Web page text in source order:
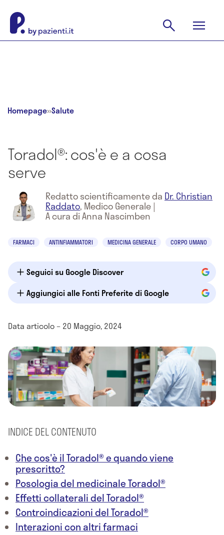
Homepage»Salute
Toradol®: cos'è e a cosa
serve
Redatto scientificamente da Dr. Christian
Raddato, Medico Generale|
A cura di Anna Nascimben
FARMACI ANTINFIAMMATORI MEDICINA GENERALE CORPO UMANO
Seguici su Google Discover
Aggiungici alle Fonti Preferite di Google
Data articolo – 20 Maggio, 2024
INDICE DEL CONTENUTO
Che cos'è il Toradol® e quando viene
prescritto?
Posologia del medicinale Toradol®
Effetti collaterali del Toradol®
Controindicazioni del Toradol®
Interazioni con altri farmaci